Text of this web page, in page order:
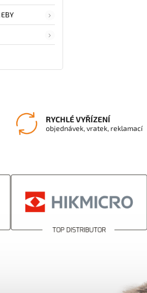
RYCHLÉ VYŘÍZENÍ
objednávek, vratek, reklamací